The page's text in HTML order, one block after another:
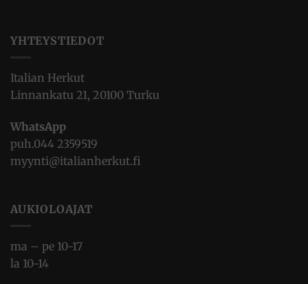
YHTEYSTIEDOT
Italian Herkut
Linnankatu 21, 20100 Turku
WhatsApp
puh.044 2359519
myynti@italianherkut.fi
AUKIOLOAJAT
ma – pe 10-17
la 10-14